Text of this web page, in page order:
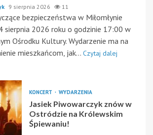
9 sierpnia 2026 11
bezpieczeństwa w Miłomłynie
sierpnia 2026 roku o godzinie 17:00 w
Ośrodku Kultury. Wydarzenie ma na
mieszkańcom, jak... Czytaj dalej
KONCERT WYDARZENIA
Jasiek Piwowarczyk znów w
Ostródzie na Królewskim
Śpiewaniu!